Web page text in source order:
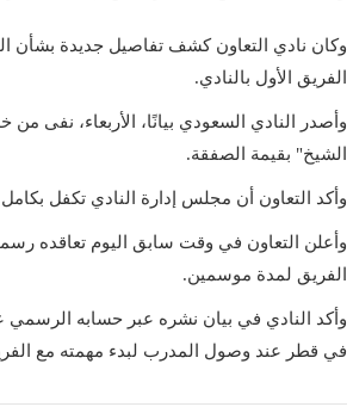
وكان نادي التعاون كشف تفاصيل جديدة بشأن
الفريق الأول بالنادي.
وأصدر النادي السعودي بيانًا، الأربعاء، نفى
الشيخ" بقيمة الصفقة.
وأكد التعاون أن مجلس إدارة النادي تكفل
وأعلن التعاون في وقت سابق اليوم تعاقده
الفريق لمدة موسمين.
وأكد النادي في بيان نشره عبر حسابه الرسمي
في قطر عند وصول المدرب لبدء مهمته مع